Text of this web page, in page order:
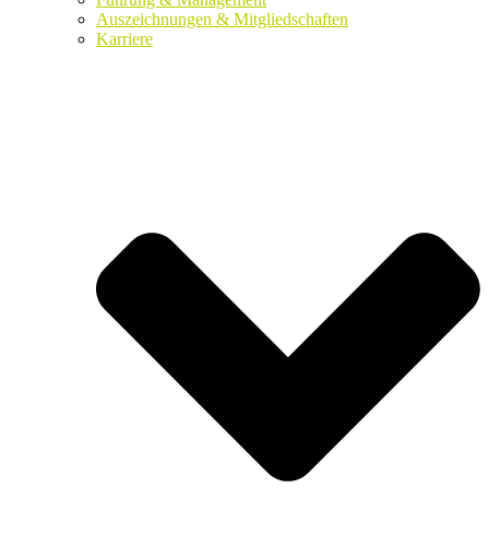
Auszeichnungen & Mitgliedschaften
Karriere